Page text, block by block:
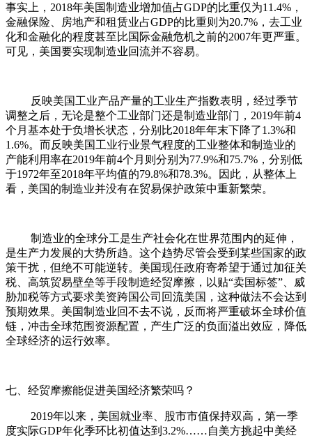
事实上，2018年美国制造业增加值占GDP的比重仅为11.4%，
金融保险、房地产和租赁业占GDP的比重则为20.7%，去工业
化和金融化的程度甚至比国际金融危机之前的2007年更严重。
可见，美国要实现制造业回流并不容易。
反映美国工业产品产量的工业生产指数表明，经过季节
调整之后，无论是整个工业部门还是制造业部门，2019年前4
个月基本处于负增长状态，分别比2018年年末下降了1.3%和
1.6%。而反映美国工业行业景气程度的工业整体和制造业的
产能利用率在2019年前4个月则分别为77.9%和75.7%，分别低
于1972年至2018年平均值的79.8%和78.3%。因此，从整体上
看，美国的制造业并没有在贸易保护政策中重新繁荣。
制造业的全球分工是生产社会化在世界范围内的延伸，
是生产力发展的大势所趋。这个趋势尽管会受到某些国家的政
策干扰，但绝不可能逆转。美国现任政府寄希望于通过加征关
税、高筑贸易壁垒等手段制造经贸摩擦，以贴“卖国标签”、威
胁加税等方式要求美资跨国公司回流美国，这种做法不会达到
预期效果。美国制造业回不去不说，反而将严重破坏全球价值
链，冲击全球范围资源配置，产生广泛的负面溢出效应，降低
全球经济的运行效率。
七、经贸摩擦能促进美国经济繁荣吗？
2019年以来，美国就业率、股市市值保持双高，第一季
度实际GDP年化季环比初值达到3.2%……自美方挑起中美经